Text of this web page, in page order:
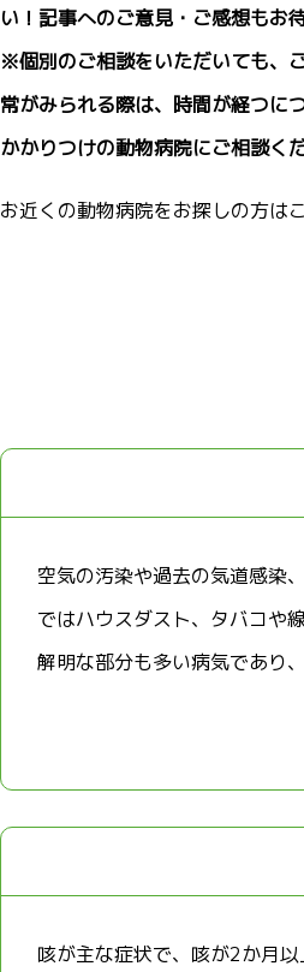
い！記事へのご意見・ご感想もお
※個別のご相談をいただいても、
常がみられる際は、時間が経つに
かかりつけの動物病院にご相談く
お近くの動物病院をお探しの方は
空気の汚染や過去の気道感染
ではハウスダスト、タバコや
解明な部分も多い病気であり
咳が主な症状で、咳が2か月